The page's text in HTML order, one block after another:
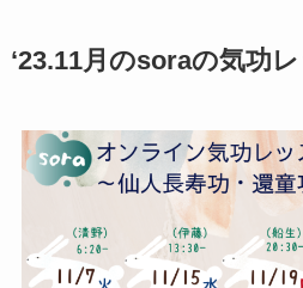
‘23.11月のsoraの気功